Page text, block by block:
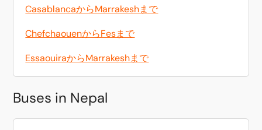
CasablancaからMarrakeshまで
ChefchaouenからFesまで
EssaouiraからMarrakeshまで
Buses in Nepal